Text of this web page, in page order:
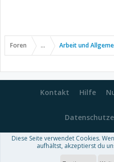
Foren ... Arbeit und
Kontakt Hilfe
Forum software by
Diese Seite verwendet Cookies.
aufhältst, akzeptierst du